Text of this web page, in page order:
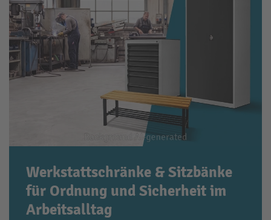
Werkstattschränke & Sitzbänke
für Ordnung und Sicherheit im
Arbeitsalltag